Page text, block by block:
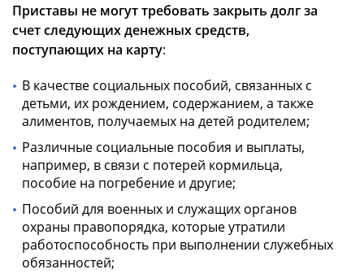
Приставы не могут требовать закрыть долг за
счет следующих денежных средств,
поступающих на карту:
В качестве социальных пособий, связанных с
детьми, их рождением, содержанием, а также
алиментов, получаемых на детей родителем;
Различные социальные пособия и выплаты,
например, в связи с потерей кормильца,
пособие на погребение и другие;
Пособий для военных и служащих органов
охраны правопорядка, которые утратили
работоспособность при выполнении служебных
обязанностей;